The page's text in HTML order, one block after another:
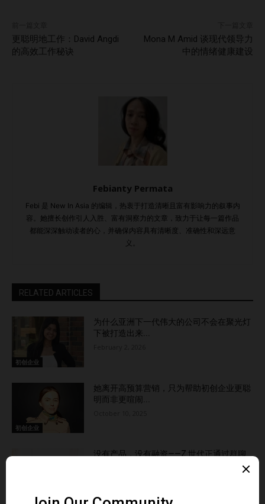
品、战略或客户体验。庆祝实际成果，而不仅仅是创意本身。
当员工看到自己的努力“产生了影响”，他们会更积极地投入其
式，一种每天都在实践的工作方式。 从小事做起，多倾听，
信任团队，然后不断前进。 优秀的初创公司，不只是“动作
快”——而是始终在“学习”。 创新，并不只是头脑风暴或高端
线下活动。它发生在那些细微时刻：当有人质疑现有流程、当
初级员工勇敢提出新想法、当你选择深思而不是盲冲。 而真
把“创新”融入团队思维和行动方式中，它将成为你的护城河。
竞争对手可以复制你的产品、挖走你的人才，但他们无法复制
你的文化。 所以，请投资你的文化。 打造一个初创企业的创
新文化——在那里，创造力不是“被允许的”，而是“被期待
的”。这不是口号，而是战略。尤其是在亚洲这个生态系统极
能正是你最大的优势。 因为最终赢得竞争的，不是声音最大
或规模最大的那家。 而是那些，始终在进化的企业。 亮点第
不？”的人第三步：放下自我，打破等级壁垒第四步：营造一
步：领导者要以身作则第七步：让每个人知道他们的想法有价
article in English here….
更聪明地工作：David Angdi
的高效工作秘诀
Mona M Amid 谈现代领导力
中的情绪健康建设
Febianty Permata
Febi 是 New In Asia 的编辑，热衷于打造清晰且富有影响力的叙事内
容。她擅长创作引人入胜、富有洞察力的文章，致力于让每一篇作品
都能深深触动读者的心，并确保内容具有清晰度、准确性和深远意
义。
RELATED ARTICLES
初创企业
为什么亚洲下一代伟大的公司不会在聚光灯
下被打造出来...
初创企业
她离开高预算营销，只为帮助初创企业更聪
明而非更喧闹...
没有产品，没有融资——Z 世代正通过群聊